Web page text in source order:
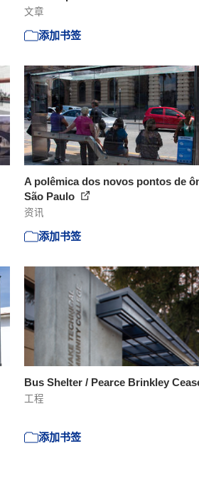
文章
添加书签
A polêmica dos novos pontos de
São Paulo
资讯
添加书签
Bus Shelter / Pearce Brinkley
工程
添加书签